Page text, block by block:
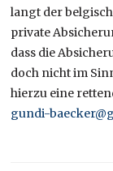
langt der
private
dass die
doch nicht im
hierzu eine
gundi-